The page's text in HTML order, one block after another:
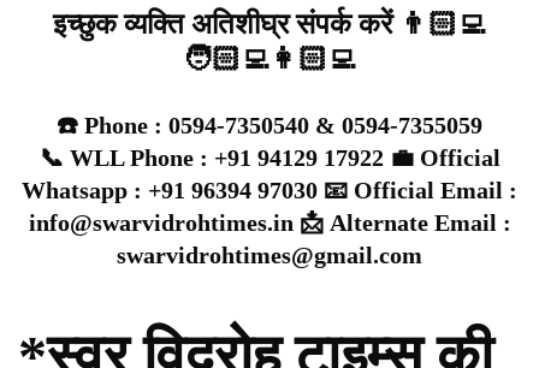
इच्छुक व्यक्ति अतिशीघ्र संपर्क करें 👨🏻‍💻
🧑🏻‍💻👩🏻‍💻
☎️ Phone : 0594-7350540 & 0594-7355059
📞 WLL Phone : +91 94129 17922 💼 Official
Whatsapp : +91 96394 97030 📧 Official Email :
info@swarvidrohtimes.in 📩 Alternate Email :
swarvidrohtimes@gmail.com
*स्वर विद्रोह टाइम्स की